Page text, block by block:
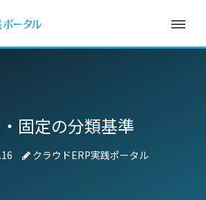
固定の分類基準
クラウドERP実践ポータル